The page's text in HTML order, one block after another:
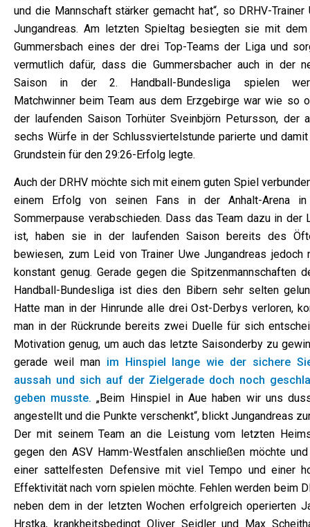
und die Mannschaft stärker gemacht hat“, so DRHV-Trainer
Jungandreas. Am letzten Spieltag besiegten sie mit
Gummersbach eines der drei Top-Teams der Liga und
vermutlich dafür, dass die Gummersbacher auch in der
Saison in der 2. Handball-Bundesliga spielen
Matchwinner beim Team aus dem Erzgebirge war wie so
der laufenden Saison Torhüter Sveinbjörn Petursson, der
sechs Würfe in der Schlussviertelstunde parierte und
Grundstein für den 29:26-Erfolg legte.
Auch der DRHV möchte sich mit einem guten Spiel
einem Erfolg von seinen Fans in der Anhalt-Arena
Sommerpause verabschieden. Dass das Team dazu in der
ist, haben sie in der laufenden Saison bereits des
bewiesen, zum Leid von Trainer Uwe Jungandreas jedoch
konstant genug. Gerade gegen die Spitzenmannschaften
Handball-Bundesliga ist dies den Bibern sehr selten
Hatte man in der Hinrunde alle drei Ost-Derbys verloren,
man in der Rückrunde bereits zwei Duelle für sich
Motivation genug, um auch das letzte Saisonderby zu
gerade weil man im Hinspiel lange wie der sichere
aussah und sich auf der Zielgerade doch noch
geben musste. „Beim Hinspiel in Aue haben wir uns
angestellt und die Punkte verschenkt“, blickt Jungandreas
Der mit seinem Team an die Leistung vom letzten
gegen den ASV Hamm-Westfalen anschließen möchte
einer sattelfesten Defensive mit viel Tempo und einer
Effektivität nach vorn spielen möchte. Fehlen werden beim
neben dem in der letzten Wochen erfolgreich operierten
Hrstka, krankheitsbedingt Oliver Seidler und Max